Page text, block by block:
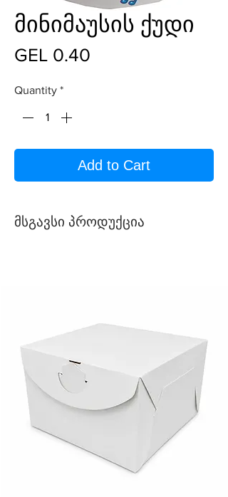
მინიმაუსის ქუდი
GEL 0.40
Quantity *
Add to Cart
მსგავსი პროდუქცია